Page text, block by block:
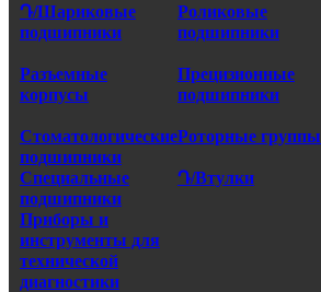
Դ/Шариковые
подшипники
Роликовые
подшипники
Разъемные
корпусы
Прецизионные
подшипники
Стоматологические
подшипники
Роторные группы
Специальные
подшипники
Դ/Втулки
Приборы и
инструменты для
технической
диагностики